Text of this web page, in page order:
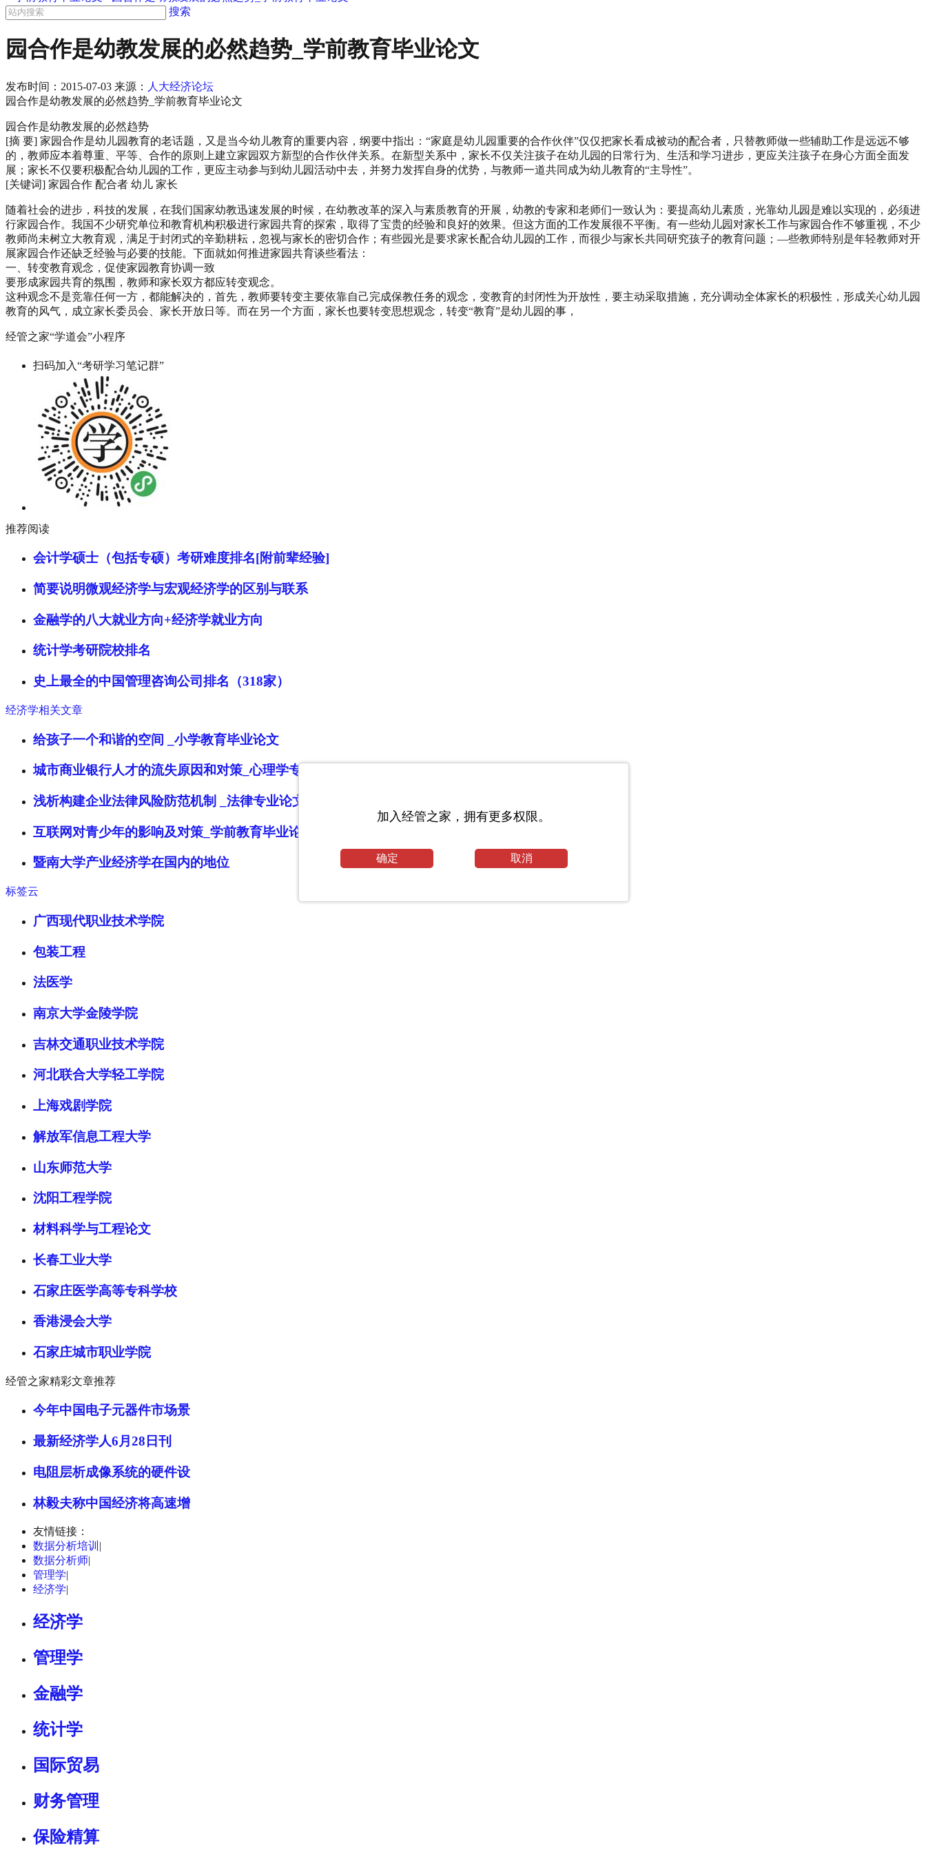
搜索
园合作是幼教发展的必然趋势_学前教育毕业论文
发布时间： 2015-07-03 来源： 人大经济论坛
园合作是幼教发展的必然趋势_学前教育毕业论文
园合作是幼教发展的必然趋势
[摘 要] 家园合作是幼儿园教育的老话题，又是当今幼儿教育的重要内容，纲要中指出：“家庭是幼儿园重要的合作伙伴”仅仅把家长看成被动的配合者，只替教师做一些辅助工作是远远不够
的，教师应本着尊重、平等、合作的原则上建立家园双方新型的合作伙伴关系。在新型关系中，家长不仅关注孩子在幼儿园的日常行为、生活和学习进步，更应关注孩子在身心方面全面发
展；家长不仅要积极配合幼儿园的工作，更应主动参与到幼儿园活动中去，并努力发挥自身的优势，与教师一道共同成为幼儿教育的“主导性”。
[关键词] 家园合作 配合者 幼儿 家长
随着社会的进步，科技的发展，在我们国家幼教迅速发展的时候，在幼教改革的深入与素质教育的开展，幼教的专家和老师们一致认为：要提高幼儿素质，光靠幼儿园是难以实现的，必须进
行家园合作。我国不少研究单位和教育机构积极进行家园共育的探索，取得了宝贵的经验和良好的效果。但这方面的工作发展很不平衡。有一些幼儿园对家长工作与家园合作不够重视，不少
教师尚未树立大教育观，满足于封闭式的辛勤耕耘，忽视与家长的密切合作；有些园光是要求家长配合幼儿园的工作，而很少与家长共同研究孩子的教育问题；—些教师特别是年轻教师对开
展家园合作还缺乏经验与必要的技能。下面就如何推进家园共育谈些看法：
一、转变教育观念，促使家园教育协调一致
要形成家园共育的氛围，教师和家长双方都应转变观念。
这种观念不是竞靠任何一方，都能解决的，首先，教师要转变主要依靠自己完成保教任务的观念，变教育的封闭性为开放性，要主动采取措施，充分调动全体家长的积极性，形成关心幼儿园
教育的风气，成立家长委员会、家长开放日等。而在另一个方面，家长也要转变思想观念，转变“教育”是幼儿园的事，
经管之家“学道会”小程序
扫码加入“考研学习笔记群”
推荐阅读
会计学硕士（包括专硕）考研难度排名[附前辈经验]
简要说明微观经济学与宏观经济学的区别与联系
金融学的八大就业方向+经济学就业方向
统计学考研院校排名
史上最全的中国管理咨询公司排名（318家）
经济学相关文章
给孩子一个和谐的空间 _小学教育毕业论文
城市商业银行人才的流失原因和对策_心理学专业论文
浅析构建企业法律风险防范机制 _法律专业论文
互联网对青少年的影响及对策_学前教育毕业论文
暨南大学产业经济学在国内的地位
标签云
广西现代职业技术学院
包装工程
法医学
南京大学金陵学院
吉林交通职业技术学院
河北联合大学轻工学院
上海戏剧学院
解放军信息工程大学
山东师范大学
沈阳工程学院
材料科学与工程论文
长春工业大学
石家庄医学高等专科学校
香港浸会大学
石家庄城市职业学院
经管之家精彩文章推荐
今年中国电子元器件市场景
最新经济学人6月28日刊
电阻层析成像系统的硬件设
林毅夫称中国经济将高速增
友情链接：
数据分析培训 |
数据分析师|
管理学|
经济学|
经济学
管理学
金融学
统计学
国际贸易
财务管理
保险精算
加入经管之家，拥有更多权限。
确定 取消